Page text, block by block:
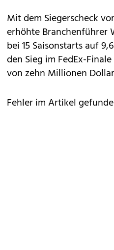
Mit dem Siegerscheck
erhöhte Branchenführer
bei 15 Saisonstarts auf
den Sieg im FedEx-
von zehn Millionen
Fehler im Artikel